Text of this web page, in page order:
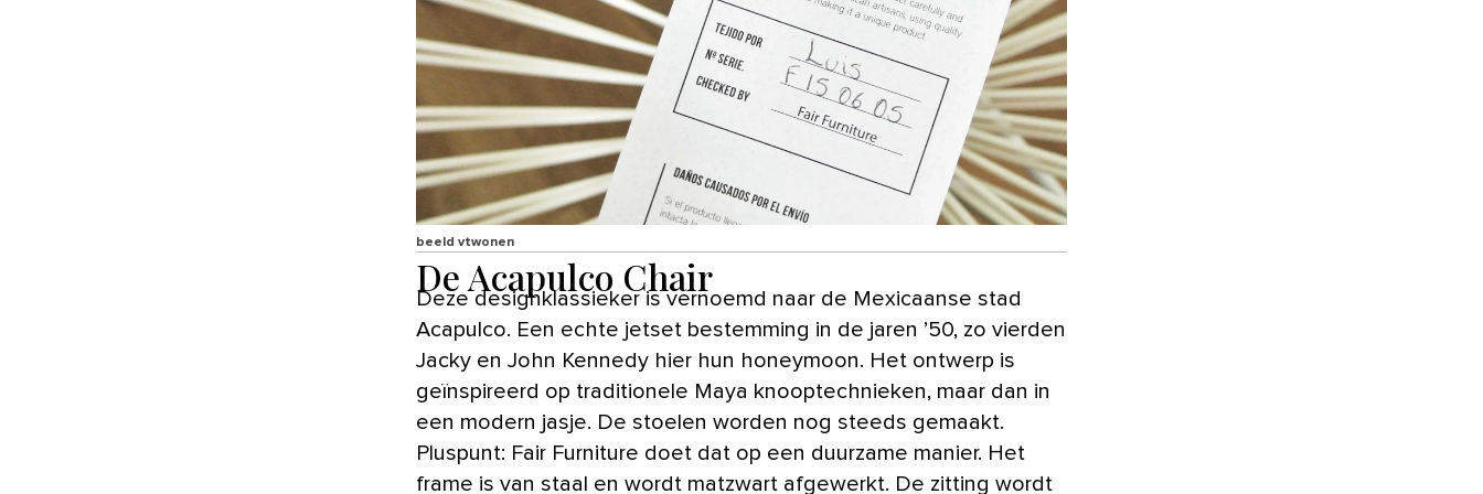
beeld vtwonen
De Acapulco Chair
Deze designklassieker is vernoemd naar de Mexicaanse stad
Acapulco. Een echte jetset bestemming in de jaren ’50, zo vierden
Jacky en John Kennedy hier hun honeymoon. Het ontwerp is
geïnspireerd op traditionele Maya knooptechnieken, maar dan in
een modern jasje. De stoelen worden nog steeds gemaakt.
Pluspunt: Fair Furniture doet dat op een duurzame manier. Het
frame is van staal en wordt matzwart afgewerkt. De zitting wordt